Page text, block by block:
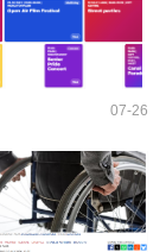
07-26